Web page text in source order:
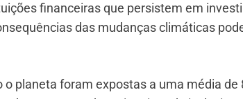
financeiras que persistem em
das mudanças climáticas
o planeta foram expostas a uma média